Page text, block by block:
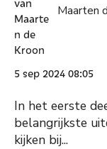
Maarten
5 sep 2024 08:05
In het eerste
belangrijkste
kijken bij...